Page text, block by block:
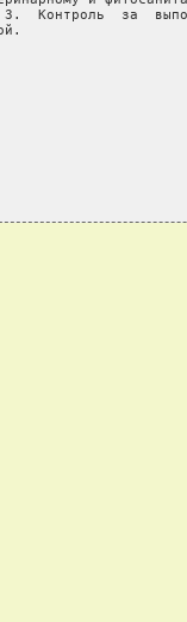
3.  Контроль  за